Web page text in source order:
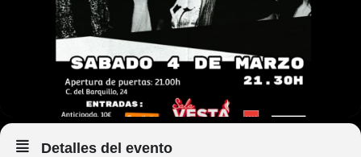
Detalles del evento